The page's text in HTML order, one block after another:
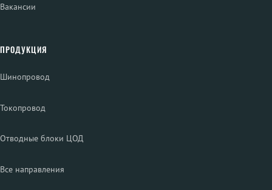
Вакансии
ПРОДУКЦИЯ
Шинопровод
Токопровод
Отводные блоки ЦОД
Все направления